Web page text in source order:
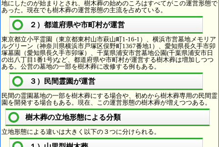
地にしたのが始まりとされ、樹木葬の始めのころはすべてがこの運営形態で
あった。現在でも樹木葬の運営形態の主流を占めている。
２）都道府県や市町村が運営
東京都立小平霊園（東京都東村山市萩山町1-16-1）、横浜市営墓地メモリア
ルグリーン（神奈川県横浜市戸塚区俣野町1367番地1）、愛知県長久手市卯
塚墓園（愛知県長久手市卯塚）、千葉県浦安市営墓地公園(千葉県浦安市日
の出八丁目1番1号)など、都道府県や市町村が運営する樹木葬は増加しつつ
ある。公営の墓地の一部を樹木葬に改修する例もある。
３）民間霊園が運営
民間の霊園墓地の一部を樹木葬にする場合や、初めから樹木葬専用の民間霊
園を開発する場合もある。現在、この運営形態の樹木葬が増えつつある。
樹木葬の立地形態による分類
立地形態による違いは大きく以下の３つに分けられる。